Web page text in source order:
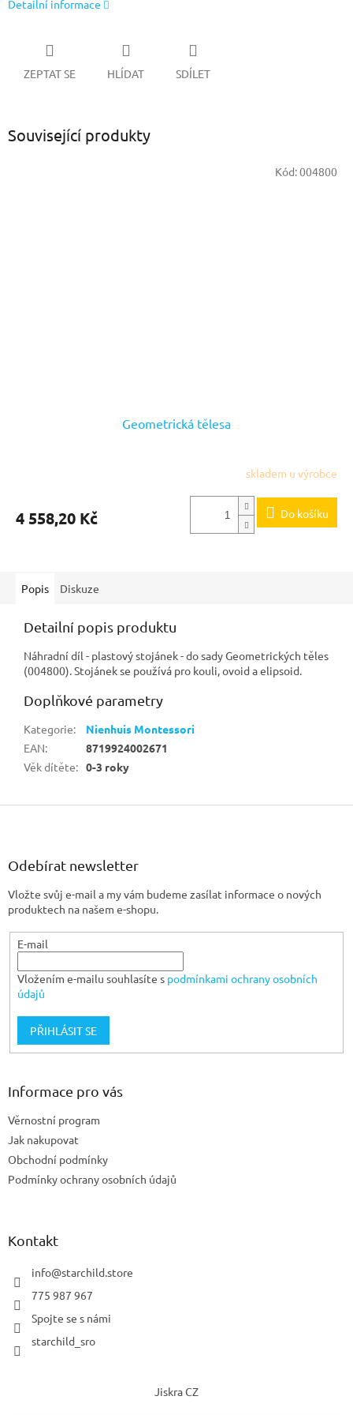
Detailní informace
ZEPTAT SE HLÍDAT SDÍLET
Související produkty
Geometrická tělesa
skladem u výrobce
4 558,20 Kč Do košíku
Kód:004800
Popis Diskuze
Detailní popis produktu
Náhradní díl - plastový stojánek - do sady Geometrických těles
(004800). Stojánek se používá pro kouli, ovoid a elipsoid.
Doplňkové parametry
Kategorie:
Nienhuis Montessori
EAN:
8719924002671
Věk dítěte: 0-3 roky
Z
Odebírat newsletter
Vložte svůj e-mail a my vám budeme zasílat informace o nových
produktech na našem e-shopu.
E-mail
Vložením e-mailu souhlasíte s podmínkami ochrany osobních
údajů
PŘIHLÁSIT SE
Informace pro vás
Věrnostní program
Jak nakupovat
Obchodní podmínky
Podmínky ochrany osobních údajů
Kontakt
info@starchild.store
775 987 967
Spojte se s námi
starchild_sro
Jiskra CZ